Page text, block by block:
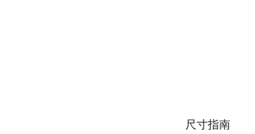
尺寸指南